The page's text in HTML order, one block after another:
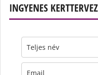
INGYENES